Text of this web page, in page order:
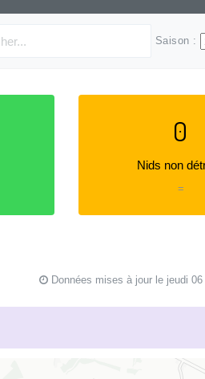
Saison :
0
Nids non
=
Données mises à jour le jeudi